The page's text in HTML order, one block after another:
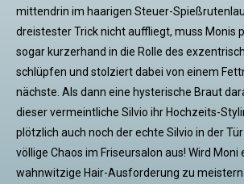
mittendrin im haarigen Steuer-
dreistester Trick nicht auffliegt, muss Monis
sogar kurzerhand in die Rolle des
schlüpfen und stolziert dabei von einem
nächste. Als dann eine hysterische Braut
dieser vermeintliche Silvio ihr Hochzeits-
plötzlich auch noch der echte Silvio in der
völlige Chaos im Friseursalon aus! Wird
wahnwitzige Hair-Ausforderung zu